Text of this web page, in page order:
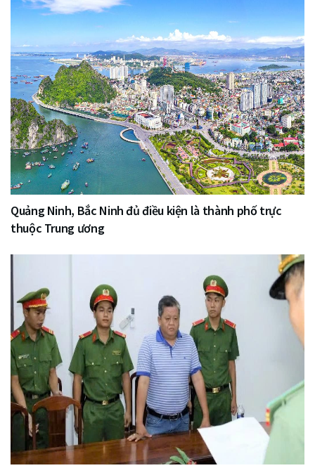
Quảng Ninh, Bắc Ninh đủ điều kiện là thành phố trực
thuộc Trung ương